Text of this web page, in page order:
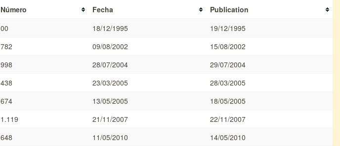
Número Fecha
Publication
00 18/12/1995
19/12/1995
782 09/08/2002
15/08/2002
998 28/07/2004
29/07/2004
438 23/03/2005
28/03/2005
674 13/05/2005
18/05/2005
1.119 21/11/2007
22/11/2007
648 11/05/2010
14/05/2010